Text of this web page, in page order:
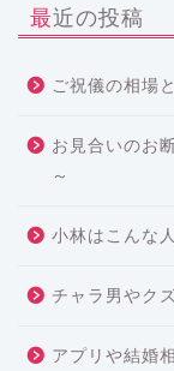
最近の投稿
ご祝儀の相場
お見合いのお
～
小林はこんな
チャラ男やク
アプリや結婚